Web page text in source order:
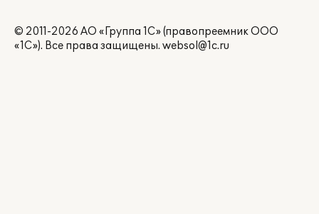
© 2011-2026 АО «Группа 1С» (правопреемник ООО
«1С»). Все права защищены. websol@1c.ru